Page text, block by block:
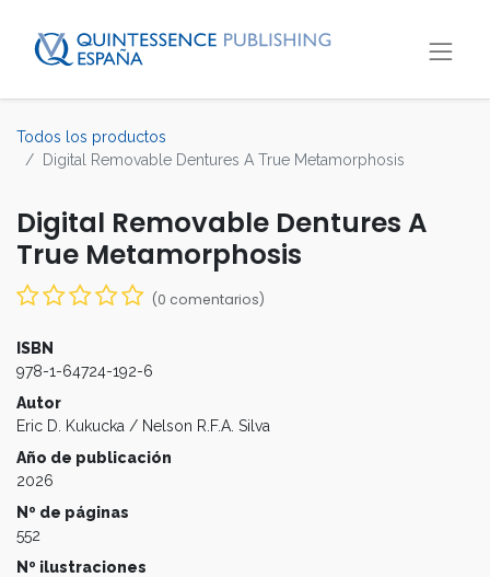
Todos los productos
Digital Removable Dentures A True Metamorphosis
Digital Removable Dentures A
True Metamorphosis
(0 comentarios)
ISBN
978-1-64724-192-6
Autor
Eric D. Kukucka / Nelson R.F.A. Silva
Año de publicación
2026
Nº de páginas
552
Nº ilustraciones